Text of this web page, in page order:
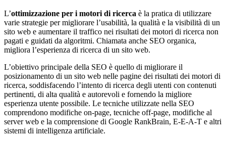
L’ottimizzazione per i motori di ricerca è la pratica di utilizzare
varie strategie per migliorare l’usabilità, la qualità e la visibilità di un
sito web e aumentare il traffico nei risultati dei motori di ricerca non
pagati e guidati da algoritmi. Chiamata anche SEO organica,
migliora l’esperienza di ricerca di un sito web.
L’obiettivo principale della SEO è quello di migliorare il
posizionamento di un sito web nelle pagine dei risultati dei motori di
ricerca, soddisfacendo l’intento di ricerca degli utenti con contenuti
pertinenti, di alta qualità e autorevoli e fornendo la migliore
esperienza utente possibile. Le tecniche utilizzate nella SEO
comprendono modifiche on-page, tecniche off-page, modifiche al
server web e la comprensione di Google RankBrain, E-E-A-T e altri
sistemi di intelligenza artificiale.